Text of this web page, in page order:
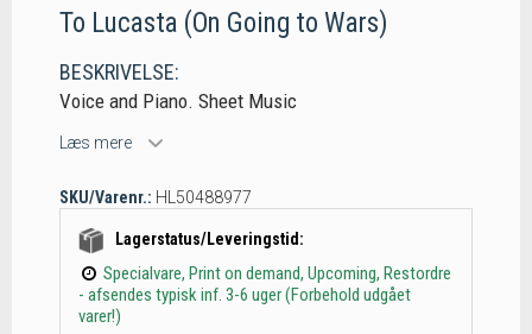
To Lucasta (On Going to Wars)
BESKRIVELSE:
Voice and Piano. Sheet Music
Læs mere
SKU/Varenr.: HL50488977
Lagerstatus/Leveringstid:
Specialvare, Print on demand, Upcoming, Restordre
- afsendes typisk inf. 3-6 uger (Forbehold udgået
varer!)